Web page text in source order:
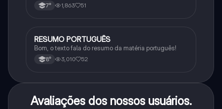
7° 1,863 51
Português
RESUMO PORTUGUÊS
Bom, o texto fala do resumo da matéria português!
8° 3,010 52
Avaliações dos nossos usuários.